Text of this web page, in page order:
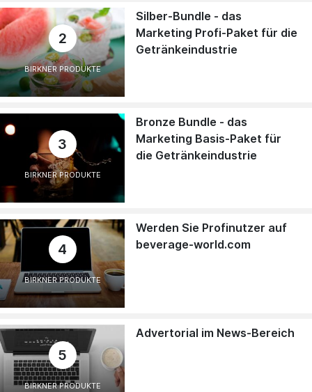
2
BIRKNER PRODUKTE
Silber-Bundle - das
Marketing Profi-Paket für die
Getränkeindustrie
3
BIRKNER PRODUKTE
Bronze Bundle - das
Marketing Basis-Paket für
die Getränkeindustrie
4
BIRKNER PRODUKTE
Werden Sie Profinutzer auf
beverage-world.com
5
BIRKNER PRODUKTE
Advertorial im News-Bereich